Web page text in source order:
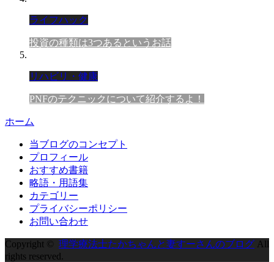
ライフハック
投資の種類は3つあるというお話
リハビリ・健康
PNFのテクニックについて紹介するよ！
ホーム
当ブログのコンセプト
プロフィール
おすすめ書籍
略語・用語集
カテゴリー
プライバシーポリシー
お問い合わせ
Copyright © 理学療法士たかちゃんと妻すーさんのブログ All
rights reserved.